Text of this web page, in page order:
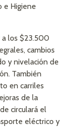
e Higiene
a los $23.500
cambios
y nivelación de
También
en carriles
de la
circulará el
eléctrico y